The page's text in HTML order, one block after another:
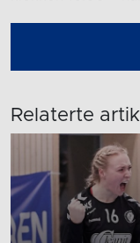
Relaterte